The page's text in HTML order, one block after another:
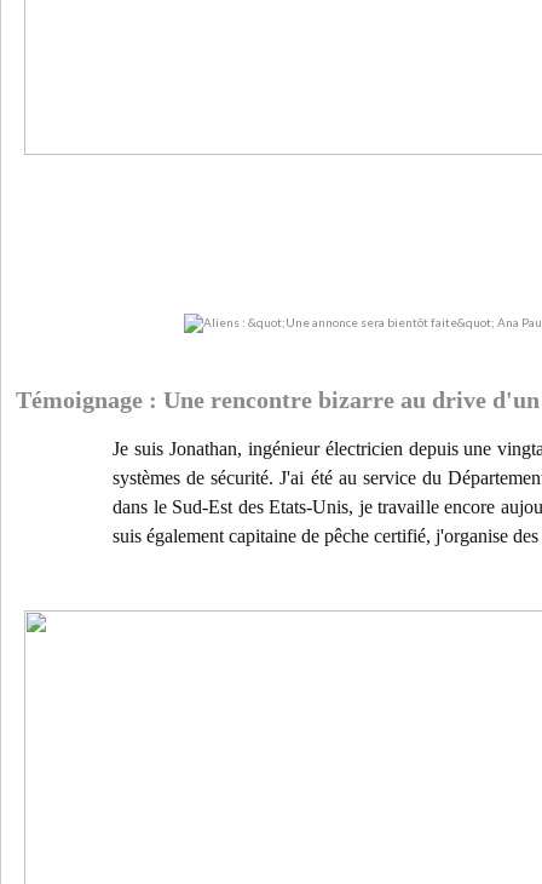
Témoignage : Une rencontre bizarre au drive
Je suis Jonathan, ingénieur électricien depuis une
systèmes de sécurité. J'ai été au service du
dans le Sud-Est des Etats-Unis, je travaille encore
suis également capitaine de pêche certifié, j'organise